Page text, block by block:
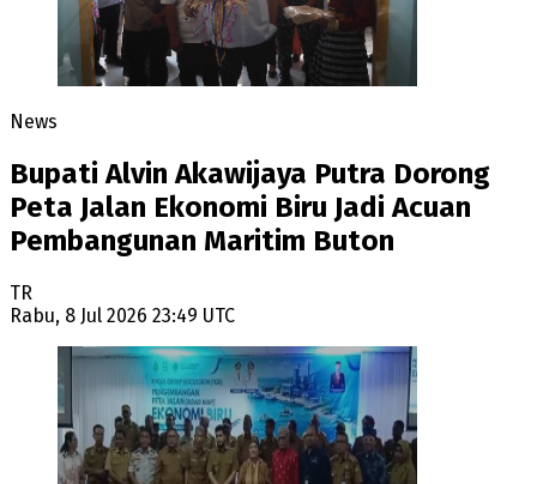
News
Bupati Alvin Akawijaya Putra Dorong
Peta Jalan Ekonomi Biru Jadi Acuan
Pembangunan Maritim Buton
TR
Rabu, 8 Jul 2026 23:49 UTC